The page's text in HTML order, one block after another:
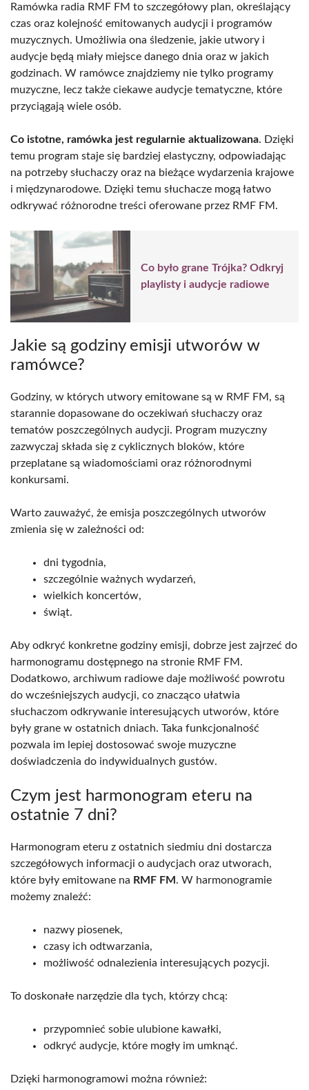
Ramówka radia RMF FM to szczegółowy plan, określający
czas oraz kolejność emitowanych audycji i programów
muzycznych. Umożliwia ona śledzenie, jakie utwory i
audycje będą miały miejsce danego dnia oraz w jakich
godzinach. W ramówce znajdziemy nie tylko programy
muzyczne, lecz także ciekawe audycje tematyczne, które
przyciągają wiele osób.
Co istotne, ramówka jest regularnie aktualizowana. Dzięki
temu program staje się bardziej elastyczny, odpowiadając
na potrzeby słuchaczy oraz na bieżące wydarzenia krajowe
i międzynarodowe. Dzięki temu słuchacze mogą łatwo
odkrywać różnorodne treści oferowane przez RMF FM.
Co było grane Trójka? Odkryj
playlisty i audycje radiowe
Jakie są godziny emisji utworów w
ramówce?
Godziny, w których utwory emitowane są w RMF FM, są
starannie dopasowane do oczekiwań słuchaczy oraz
tematów poszczególnych audycji. Program muzyczny
zazwyczaj składa się z cyklicznych bloków, które
przeplatane są wiadomościami oraz różnorodnymi
konkursami.
Warto zauważyć, że emisja poszczególnych utworów
zmienia się w zależności od:
dni tygodnia,
szczególnie ważnych wydarzeń,
wielkich koncertów,
świąt.
Aby odkryć konkretne godziny emisji, dobrze jest zajrzeć do
harmonogramu dostępnego na stronie RMF FM.
Dodatkowo, archiwum radiowe daje możliwość powrotu
do wcześniejszych audycji, co znacząco ułatwia
słuchaczom odkrywanie interesujących utworów, które
były grane w ostatnich dniach. Taka funkcjonalność
pozwala im lepiej dostosować swoje muzyczne
doświadczenia do indywidualnych gustów.
Czym jest harmonogram eteru na
ostatnie 7 dni?
Harmonogram eteru z ostatnich siedmiu dni dostarcza
szczegółowych informacji o audycjach oraz utworach,
które były emitowane na RMF FM . W harmonogramie
możemy znaleźć:
nazwy piosenek,
czasy ich odtwarzania,
możliwość odnalezienia interesujących pozycji.
To doskonałe narzędzie dla tych, którzy chcą:
przypomnieć sobie ulubione kawałki,
odkryć audycje, które mogły im umknąć.
Dzięki harmonogramowi można również: